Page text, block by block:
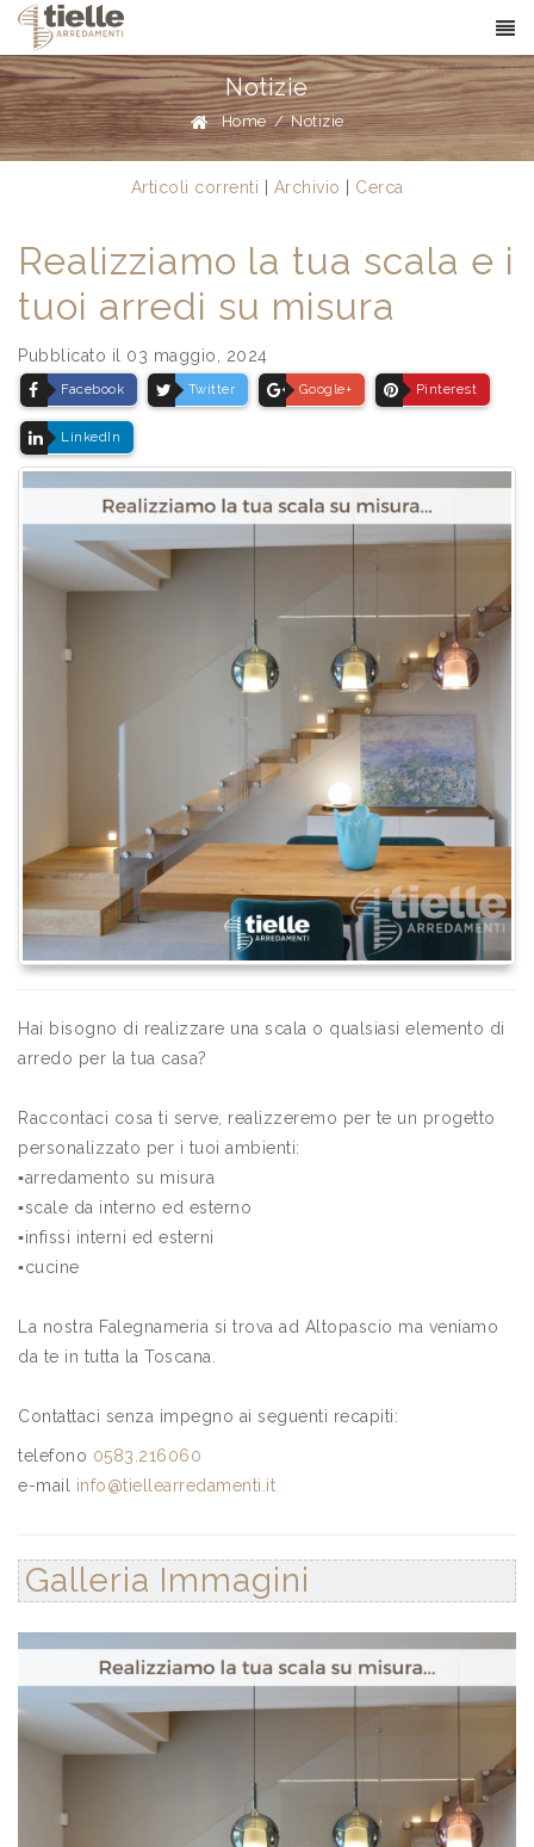
Notizie
Home / Notizie
Articoli correnti Archivio Cerca
Realizziamo la tua scala e i
tuoi arredi su misura
Pubblicato il 03 maggio, 2024
Facebook Twitter Google+ Pinterest
LinkedIn
Hai bisogno di realizzare una scala o qualsiasi elemento di
arredo per la tua casa?
Raccontaci cosa ti serve, realizzeremo per te un progetto
personalizzato per i tuoi ambienti:
▪️arredamento su misura
▪️scale da interno ed esterno
▪️infissi interni ed esterni
▪️cucine
La nostra Falegnameria si trova ad Altopascio ma veniamo
da te in tutta la Toscana.
Contattaci senza impegno ai seguenti recapiti:
telefono 0583.216060
e-mail info@tiellearredamenti.it
Galleria Immagini